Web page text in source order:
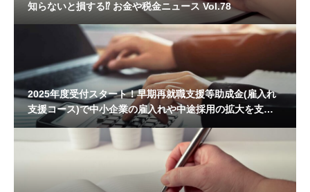
知らないと損する⁉ お金や税金ニュース Vol.78
2025年度受付スタート！早期再就職支援等助成金(雇入れ
支援コース)で中小企業の雇入れや中途採用の拡大を支
援！